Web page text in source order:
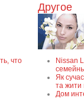
что
Другое
Nissan
Як
та жити
Дом